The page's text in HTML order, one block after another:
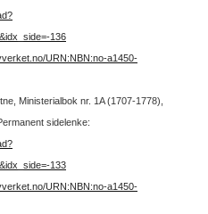
136
URN:NBN:no-a1450-
Ministerialbok nr. 1A (1707-1778),
sidelenke:
133
URN:NBN:no-a1450-